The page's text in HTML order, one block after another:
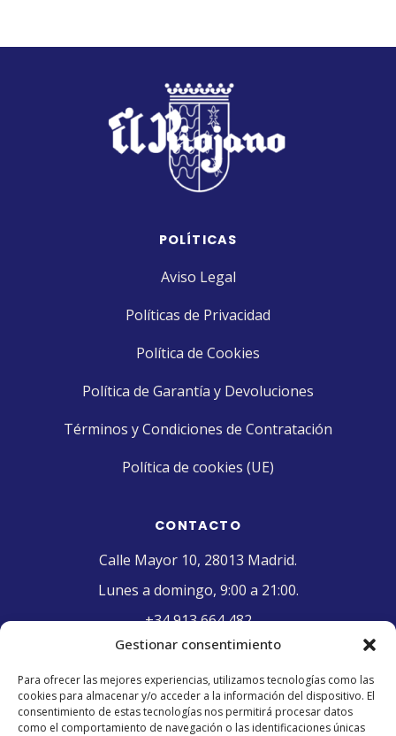
Gestionar consentimiento
Para ofrecer las mejores experiencias, utilizamos tecnologías como las
cookies para almacenar y/o acceder a la información del dispositivo. El
consentimiento de estas tecnologías nos permitirá procesar datos
como el comportamiento de navegación o las identificaciones únicas
POLÍTICAS
Aviso Legal
Políticas de Privacidad
Política de Cookies
Política de Garantía y Devoluciones
Términos y Condiciones de Contratación
Política de cookies (UE)
CONTACTO
Calle Mayor 10, 28013 Madrid.
Lunes a domingo, 9:00 a 21:00.
+34 913 664 482
contacto@pasteleriaelriojano.com
SELLO DE CALIDAD